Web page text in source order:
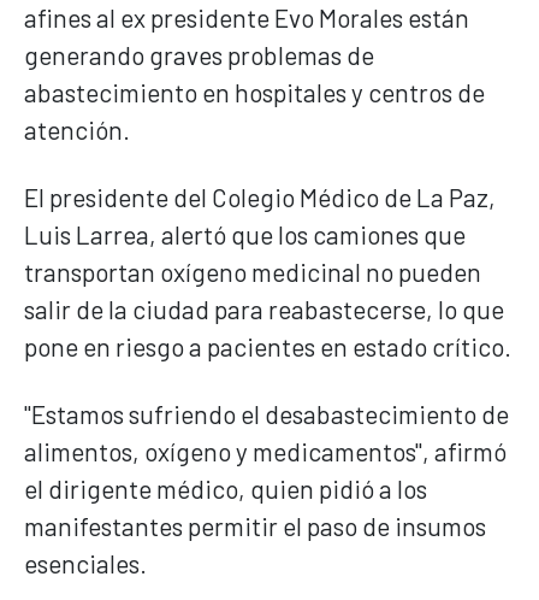
afines al ex presidente Evo Morales están
generando graves problemas de
abastecimiento en hospitales y centros de
atención.
El presidente del Colegio Médico de La Paz,
Luis Larrea, alertó que los camiones que
transportan oxígeno medicinal no pueden
salir de la ciudad para reabastecerse, lo que
pone en riesgo a pacientes en estado crítico.
"Estamos sufriendo el desabastecimiento de
alimentos, oxígeno y medicamentos", afirmó
el dirigente médico, quien pidió a los
manifestantes permitir el paso de insumos
esenciales.